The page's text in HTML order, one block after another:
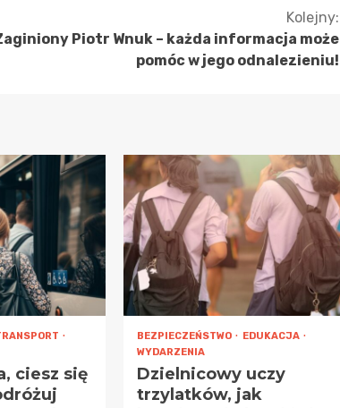
Kolejny:
Piotr Wnuk – każda informacja może
pomóc w jego odnalezieniu!
ciesz się
BEZPIECZEŃSTWO
EDUKACJA
WYDARZENIA
Dzielnicowy uczy
trzylatków, jak